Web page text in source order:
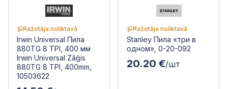
Ražotāja noliktavā
Irwin Universal Пила
880TG 8 TPI, 400 мм
Irwin Universal Zāģis
880TG 8 TPI, 400mm,
10503622
Ražotāja noliktavā
Stanley Пила «три в
одном», 0-20-092
20.20 €/шт